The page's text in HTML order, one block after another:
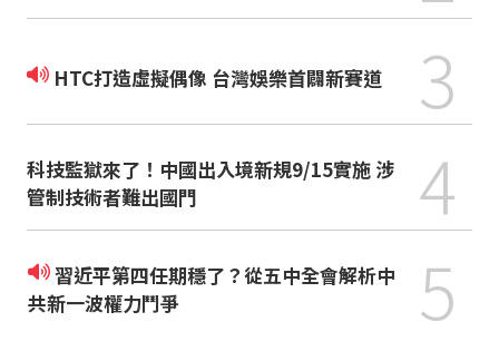
HTC打造虛擬偶像 台灣娛樂首闢新賽道 3
科技監獄來了！中國出入境新規9/15實施 涉
管制技術者難出國門
4
習近平第四任期穩了？從五中全會解析中
共新一波權力鬥爭
5